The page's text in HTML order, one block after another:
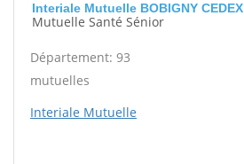
Interiale Mutuelle BOBIGNY CEDEX
Mutuelle Santé Sénior
Département: 93
mutuelles
Interiale Mutuelle